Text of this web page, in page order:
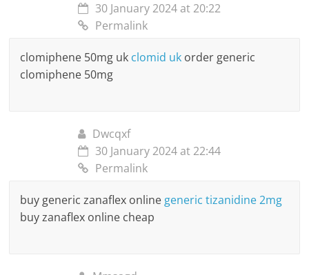
30 January 2024 at 20:22
Permalink
clomiphene 50mg uk clomid uk order generic
clomiphene 50mg
Dwcqxf
30 January 2024 at 22:44
Permalink
buy generic zanaflex online generic tizanidine 2mg
buy zanaflex online cheap